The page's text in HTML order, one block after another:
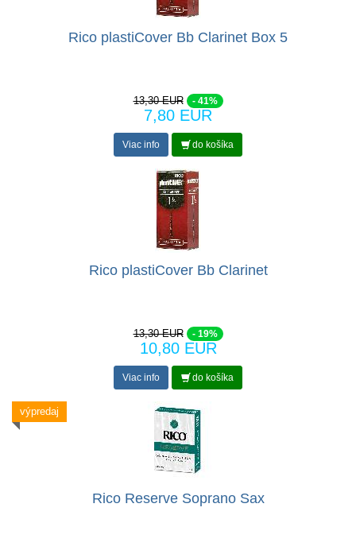
Rico plastiCover Bb Clarinet Box 5
13,30 EUR - 41%
7,80 EUR
Viac info do košíka
Rico plastiCover Bb Clarinet
13,30 EUR - 19%
10,80 EUR
Viac info do košíka
výpredaj
Rico Reserve Soprano Sax